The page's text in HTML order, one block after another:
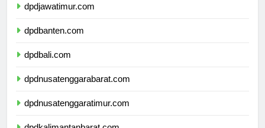
dpdjawatimur.com
dpdbanten.com
dpdbali.com
dpdnusatenggarabarat.com
dpdnusatenggaratimur.com